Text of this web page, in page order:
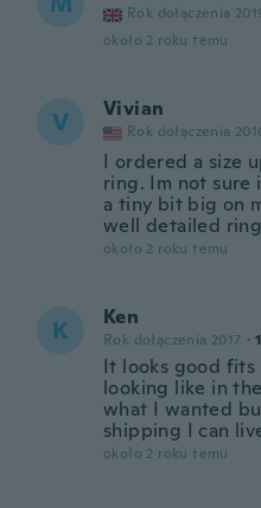
Rok dołączenia
około 2 roku temu
V Vivian
Rok dołączenia
I ordered a size
ring. Im not sure
a tiny bit big on
well detailed
około 2 roku temu
K Ken
Rok dołączenia 2017 ·
It looks good
looking like in
what I wanted
shipping I can
około 2 roku temu